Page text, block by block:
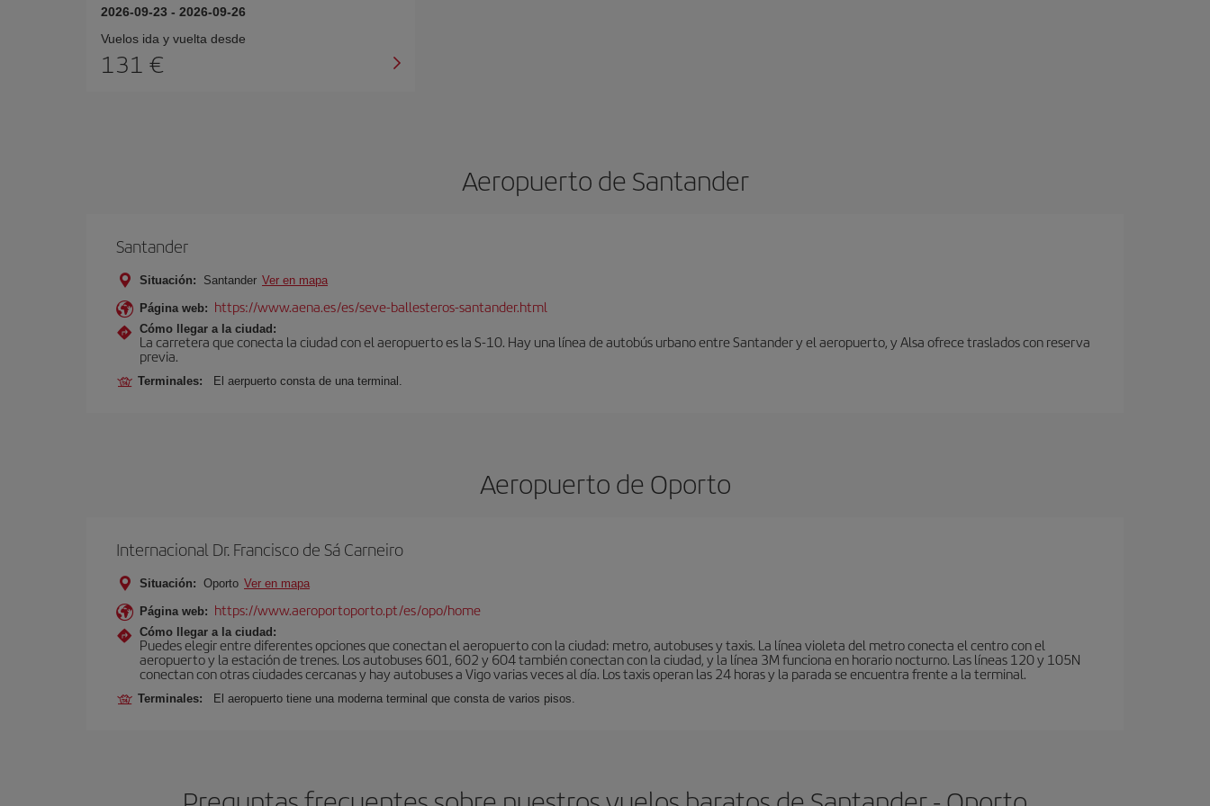
2026-09-23 - 2026-09-26
Vuelos ida y vuelta desde
131 €
Aeropuerto de Santander
Santander
Situación: Santander Ver en mapa
Página web: https://www.aena.es/es/seve-ballesteros-santander.html
Cómo llegar a la ciudad:
La carretera que conecta la ciudad con el aeropuerto es la S-10. Hay una línea de autobús urbano entre Santander y el aeropuerto, y Alsa ofrece traslados con reserva
previa.
Terminales: El aerpuerto consta de una terminal.
Aeropuerto de Oporto
Internacional Dr. Francisco de Sá Carneiro
Situación: Oporto Ver en mapa
Página web: https://www.aeroportoporto.pt/es/opo/home
Cómo llegar a la ciudad:
Puedes elegir entre diferentes opciones que conectan el aeropuerto con la ciudad: metro, autobuses y taxis. La línea violeta del metro conecta el centro con el
aeropuerto y la estación de trenes. Los autobuses 601, 602 y 604 también conectan con la ciudad, y la línea 3M funciona en horario nocturno. Las líneas 120 y 105N
conectan con otras ciudades cercanas y hay autobuses a Vigo varias veces al día. Los taxis operan las 24 horas y la parada se encuentra frente a la terminal.
Terminales: El aeropuerto tiene una moderna terminal que consta de varios pisos.